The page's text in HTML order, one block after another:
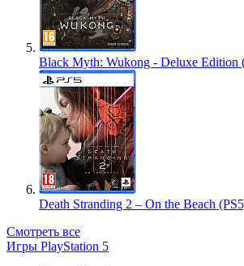
Black Myth: Wukong - Deluxe Edition
Death Stranding 2 – On the Beach
Смотреть все
Игры PlayStation 5